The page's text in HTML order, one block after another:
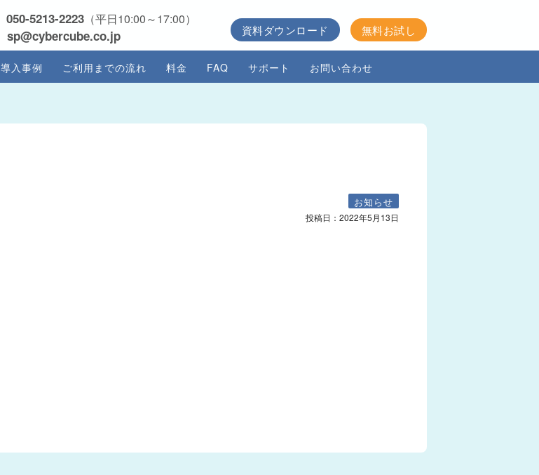
050-5213-2223 （平日10:00～17:00）
sp@cybercube.co.jp 資料ダウンロード 無料お試し
導入事例 ご利用までの流れ 料金 FAQ サポート お問い合わせ
お知らせ
投稿日： 2022年5月13日